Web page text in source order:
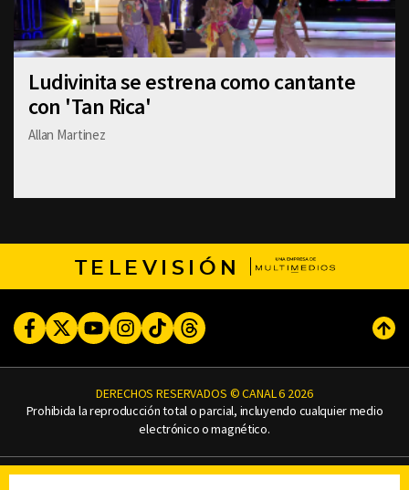
Ludivinita se estrena como cantante
con 'Tan Rica'
Allan Martinez
TELEVISIÓN
FacebookTwitterYoutubeInstagram
TikTokThreads
DERECHOS RESERVADOS © CANAL 6 2026
Prohibida la reproducción total o parcial, incluyendo cualquier medio
electrónico o magnético.